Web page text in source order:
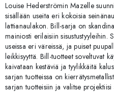
Louise Hederströmin Mazelle
sisällään useita eri kokoisia
lattianaulakon. Bill-sarja on
mainiosti erilaisiin sisustustyyleihin.
useissa eri väreissä, ja puiset
leikkisyyttä. Bill-tuotteet soveltuvat
kaivataan kestäviä ja tyylikkäitä
sarjan tuotteissa on
sarjan tuotteisiin ja valitse